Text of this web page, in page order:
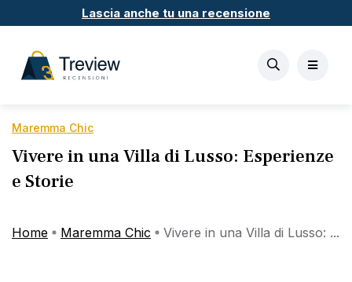
Lascia anche tu una recensione
Maremma Chic
Vivere in una Villa di Lusso: Esperienze
e Storie
Home Maremma Chic Vivere in una Villa di Lusso: ...